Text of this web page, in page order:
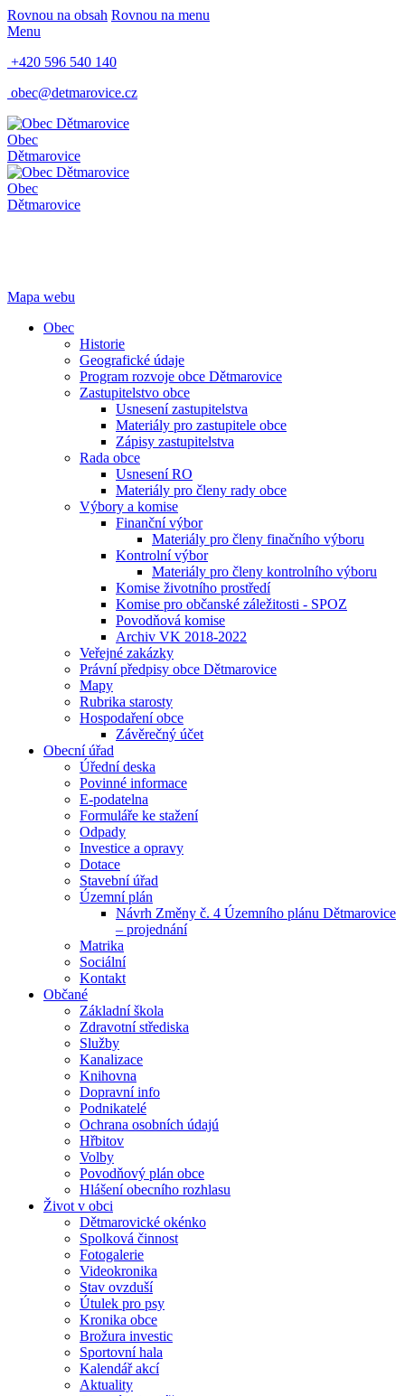
Rovnou na obsah Rovnou na menu
Menu
+420 596 540 140
obec@detmarovice.cz
Obec
Dětmarovice
Obec
Dětmarovice
Mapa webu
Obec
Historie
Geografické údaje
Program rozvoje obce Dětmarovice
Zastupitelstvo obce
Usnesení zastupitelstva
Materiály pro zastupitele obce
Zápisy zastupitelstva
Rada obce
Usnesení RO
Materiály pro členy rady obce
Výbory a komise
Finanční výbor
Materiály pro členy finačního výboru
Kontrolní výbor
Materiály pro členy kontrolního výboru
Komise životního prostředí
Komise pro občanské záležitosti - SPOZ
Povodňová komise
Archiv VK 2018-2022
Veřejné zakázky
Právní předpisy obce Dětmarovice
Mapy
Rubrika starosty
Hospodaření obce
Závěrečný účet
Obecní úřad
Úřední deska
Povinné informace
E-podatelna
Formuláře ke stažení
Odpady
Investice a opravy
Dotace
Stavební úřad
Územní plán
Návrh Změny č. 4 Územního plánu Dětmarovice
– projednání
Matrika
Sociální
Kontakt
Občané
Základní škola
Zdravotní střediska
Služby
Kanalizace
Knihovna
Dopravní info
Podnikatelé
Ochrana osobních údajú
Hřbitov
Volby
Povodňový plán obce
Hlášení obecního rozhlasu
Život v obci
Dětmarovické okénko
Spolková činnost
Fotogalerie
Videokronika
Stav ovzduší
Útulek pro psy
Kronika obce
Brožura investic
Sportovní hala
Kalendář akcí
Aktuality